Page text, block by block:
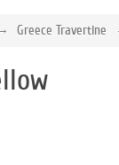
Greece Travertine